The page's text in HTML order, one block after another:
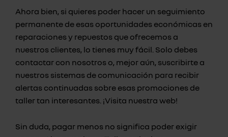
Ahora bien, si quieres poder hacer un seguimiento
permanente de esas oportunidades económicas en
reparaciones y repuestos que ofrecemos a
nuestros clientes, lo tienes muy fácil. Solo debes
contactar con nosotros o, mejor aún, suscribirte a
nuestros sistemas de comunicación para recibir
alertas continuadas sobre esas promociones de
taller tan interesantes. ¡Visita nuestra web!
Sin duda, pagar menos no significa poder exigir